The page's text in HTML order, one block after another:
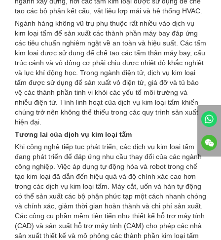
tạo các bộ phận kết cấu, vật liệu lợp mái và hệ thống HVAC.
Ngành hàng không vũ trụ phụ thuộc rất nhiều vào dịch vụ
kim loại tấm để sản xuất các thành phần máy bay đáp ứng
các tiêu chuẩn nghiêm ngặt về an toàn và hiệu suất. Các tấm
kim loại được sử dụng để chế tạo các tấm thân máy bay, cấu
trúc cánh và vỏ động cơ phải chịu được nhiệt độ khắc nghiệt
và lực khí động học. Trong ngành điện tử, dịch vụ kim loại
tấm được sử dụng để sản xuất vỏ điện tử, giá đỡ và tủ bảo
vệ các thành phần tinh vi khỏi các yếu tố môi trường và
nhiễu điện từ. Tính linh hoạt của dịch vụ kim loại tấm khiến
chúng trở nên không thể thiếu trong các quy trình sản xuất
hiện đại.
Tương lai của dịch vụ kim loại tấm
Khi công nghệ tiếp tục phát triển, các dịch vụ kim loại tấm
đang phát triển để đáp ứng nhu cầu thay đổi của các ngành
công nghiệp. Việc áp dụng tự động hóa và robot trong chế
tạo kim loại đã dẫn đến hiệu quả và độ chính xác cao hơn
trong các dịch vụ kim loại tấm. Máy cắt, uốn và hàn tự động
có thể sản xuất các bộ phận phức tạp một cách nhanh chóng
và chính xác, giảm thời gian hoàn thành và chi phí sản xuất.
Các công cụ phần mềm tiên tiến như thiết kế hỗ trợ máy tính
(CAD) và sản xuất hỗ trợ máy tính (CAM) cho phép các nhà
sản xuất thiết kế và mô phỏng các thành phần kim loại tấm